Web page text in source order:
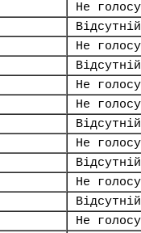
Не
Відсутній
Не
Відсутній
Не
Не
Відсутній
Не
Відсутній
Не
Відсутній
Не